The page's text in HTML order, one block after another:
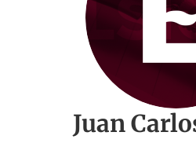
Juan